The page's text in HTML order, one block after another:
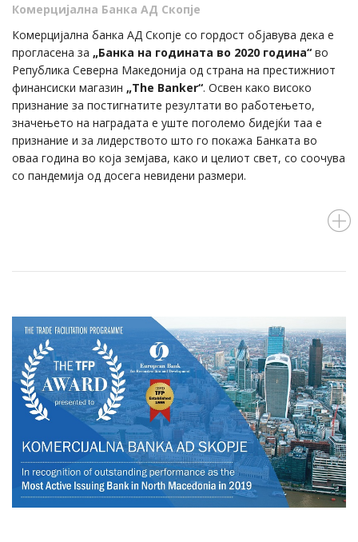
Комерцијална Банка АД Скопје
Комерцијална банка АД Скопје со гордост објавува дека е
прогласена за „Банка на годината во 2020 година“ во
Република Северна Македонија од страна на престижниот
финансиски магазин „The Banker“. Освен како високо
признание за постигнатите резултати во работењето,
значењето на наградата е уште поголемо бидејќи таа е
признание и за лидерството што го покажа Банката во
оваа година во која земјава, како и целиот свет, со соочува
со пандемија од досега невидени размери.